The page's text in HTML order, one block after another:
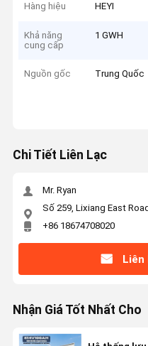
Hàng hiệu HEYI
Khả năng
cung cấp
1 GWH
Nguồn gốc Trung Quốc
Chi Tiết Liên Lạc
Mr. Ryan
Số 259, Lixiang East
+86 18674708020
Liên
Nhận Giá Tốt Nhất Cho